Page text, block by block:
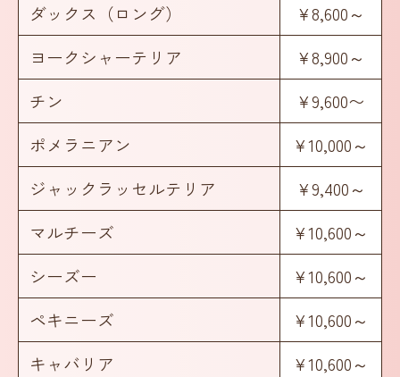
ダックス（ロング）
¥8,600～
ヨークシャーテリア
¥8,900～
チン
¥9,600〜
ポメラニアン
¥10,000～
ジャックラッセルテリア
¥9,400～
マルチーズ
¥10,600～
シーズー
¥10,600～
ペキニーズ
¥10,600～
キャバリア
¥10,600～